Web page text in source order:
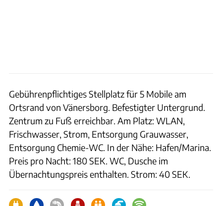
Gebührenpflichtiges Stellplatz für 5 Mobile am
Ortsrand von Vänersborg. Befestigter Untergrund.
Zentrum zu Fuß erreichbar. Am Platz: WLAN,
Frischwasser, Strom, Entsorgung Grauwasser,
Entsorgung Chemie-WC. In der Nähe: Hafen/Marina.
Preis pro Nacht: 180 SEK. WC, Dusche im
Übernachtungspreis enthalten. Strom: 40 SEK.